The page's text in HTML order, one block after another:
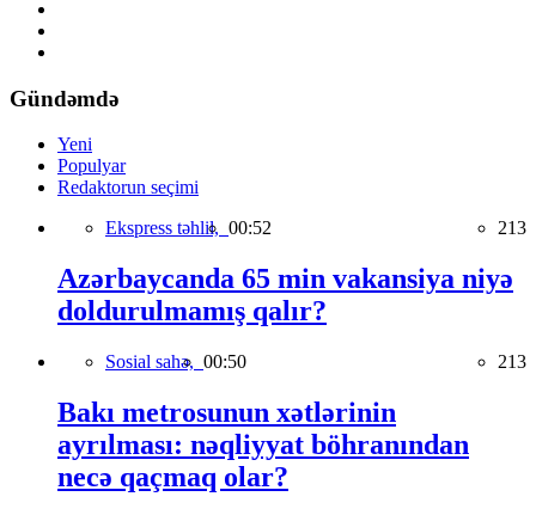
Gündəmdə
Yeni
Populyar
Redaktorun seçimi
Ekspress təhlil, 00:52 213
Azərbaycanda 65 min vakansiya niyə
doldurulmamış qalır?
Sosial sahə, 00:50 213
Bakı metrosunun xətlərinin
ayrılması: nəqliyyat böhranından
necə qaçmaq olar?